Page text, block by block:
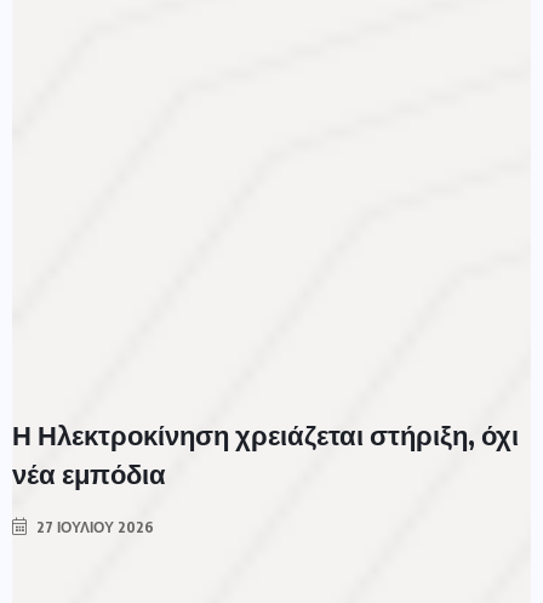
Η Ηλεκτροκίνηση χρειάζεται στήριξη, όχι
νέα εμπόδια
27 ΙΟΥΛΊΟΥ 2026